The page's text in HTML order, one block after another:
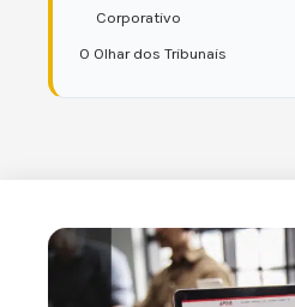
Corporativo
O Olhar dos Tribunais